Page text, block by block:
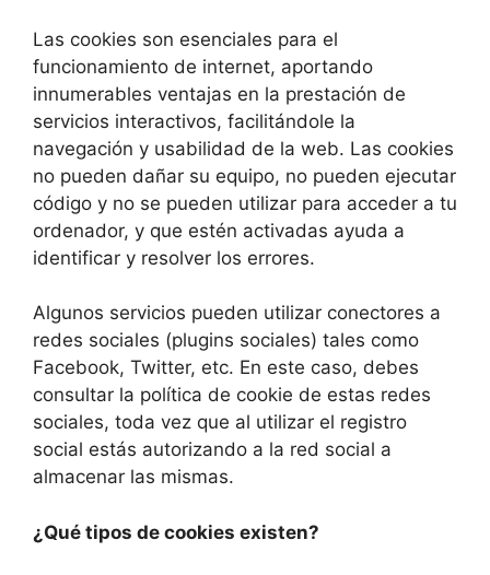
Las cookies son esenciales para el
funcionamiento de internet, aportando
innumerables ventajas en la prestación de
servicios interactivos, facilitándole la
navegación y usabilidad de la web. Las cookies
no pueden dañar su equipo, no pueden ejecutar
código y no se pueden utilizar para acceder a tu
ordenador, y que estén activadas ayuda a
identificar y resolver los errores.
Algunos servicios pueden utilizar conectores a
redes sociales (plugins sociales) tales como
Facebook, Twitter, etc. En este caso, debes
consultar la política de cookie de estas redes
sociales, toda vez que al utilizar el registro
social estás autorizando a la red social a
almacenar las mismas.
¿Qué tipos de cookies existen?